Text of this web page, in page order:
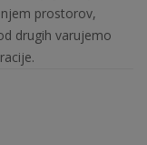
prostorov,
drugih varujemo